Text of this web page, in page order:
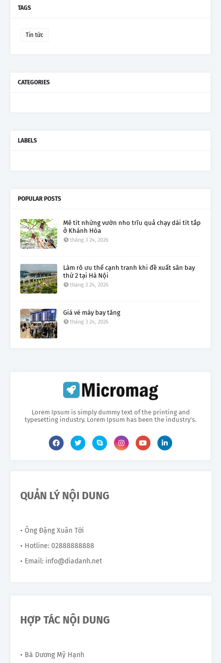
TAGS
Tin tức
CATEGORIES
LABELS
POPULAR POSTS
Mê tít những vườn nho trĩu quả chạy dài tít tắp
ở Khánh Hòa
tháng 3 24, 2026
Làm rõ ưu thế cạnh tranh khi đề xuất sân bay
thứ 2 tại Hà Nội
tháng 3 24, 2026
Giá vé máy bay tăng
tháng 3 24, 2026
Lorem Ipsum is simply dummy text of the printing and
typesetting industry. Lorem Ipsum has been the industry's.
QUẢN LÝ NỘI DUNG
• Ông Đặng Xuân Tới
• Hotline: 02888888888
• Email: info@diadanh.net
HỢP TÁC NỘI DUNG
• Bà Dương Mỹ Hạnh